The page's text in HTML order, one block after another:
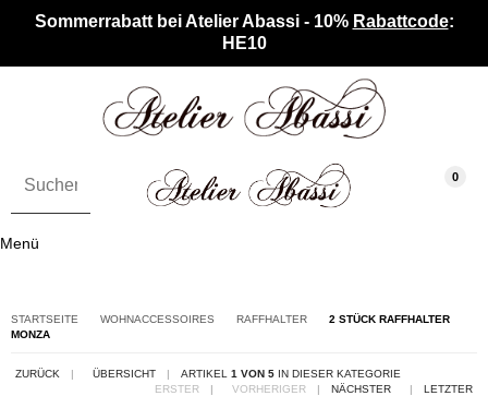
Sommerrabatt bei Atelier Abassi - 10% Rabattcode:
HE10
0
Menü
STARTSEITE WOHNACCESSOIRES RAFFHALTER
2 STÜCK RAFFHALTER
MONZA
ZURÜCK | ÜBERSICHT | ARTIKEL 1 VON 5 IN DIESER KATEGORIE
ERSTER
| VORHERIGER | NÄCHSTER | LETZTER